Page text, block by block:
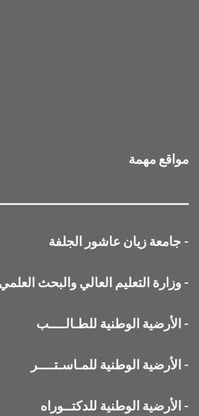
مواقع مهمة
- جامعة زيان عاشور الجلفة
- وزارة التعليم العالي والبحث العلمي
- الأرضية الوطنية للطـالــــب
- الأرضية الوطنية للمـاسـتــــر
- الأرضية الوطنية للدكتــوراه